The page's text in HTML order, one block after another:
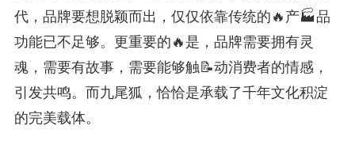
代，品牌要想脱颖而出，仅仅依靠传统的🔥产🏭品
功能已不足够。更重要的🔥是，品牌需要拥有灵
魂，需要有故事，需要能够触📝动消费者的情感，
引发共鸣。而九尾狐，恰恰是承载了千年文化积淀
的完美载体。